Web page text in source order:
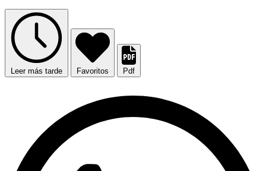
Leer más tarde Favoritos Pdf